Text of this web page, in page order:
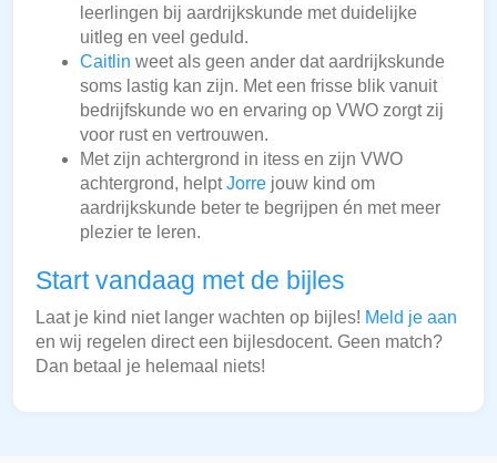
leerlingen bij aardrijkskunde met duidelijke
uitleg en veel geduld.
Caitlin weet als geen ander dat aardrijkskunde
soms lastig kan zijn. Met een frisse blik vanuit
bedrijfskunde wo en ervaring op VWO zorgt zij
voor rust en vertrouwen.
Met zijn achtergrond in itess en zijn VWO
achtergrond, helptJorre jouw kind om
aardrijkskunde beter te begrijpen én met meer
plezier te leren.
Start vandaag met de bijles
Laat je kind niet langer wachten op bijles! Meld je aan
en wij regelen direct een bijlesdocent. Geen match?
Dan betaal je helemaal niets!